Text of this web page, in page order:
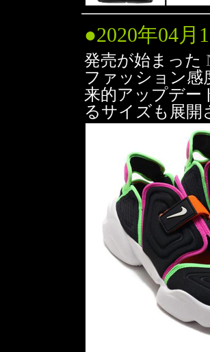
●2020年04月
発売が始まった
ファッション感
来的アップデー
るサイズも展開